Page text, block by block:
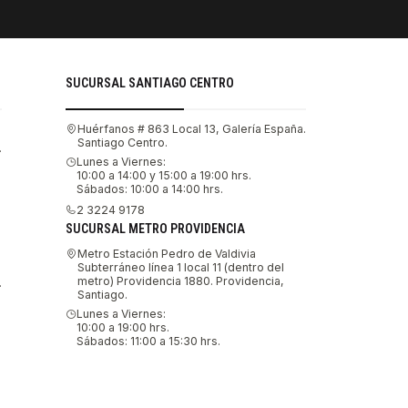
SUCURSAL SANTIAGO CENTRO
Huérfanos # 863 Local 13, Galería España.
Santiago Centro.
Lunes a Viernes:
10:00 a 14:00 y 15:00 a 19:00 hrs.
Sábados: 10:00 a 14:00 hrs.
2 3224 9178
SUCURSAL METRO PROVIDENCIA
Metro Estación Pedro de Valdivia
Subterráneo línea 1 local 11 (dentro del
metro) Providencia 1880. Providencia,
Santiago.
Lunes a Viernes:
10:00 a 19:00 hrs.
Sábados: 11:00 a 15:30 hrs.